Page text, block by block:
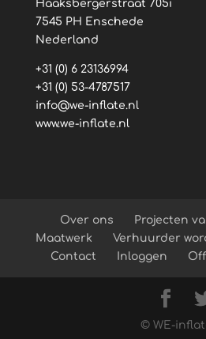
Haaksbergerstraat 705i
7545 PH Enschede
Nederland
+31 (0) 6 23136994
+31 (0) 53-4787517
info@we-inflate.nl
www.we-inflate.nl
Over ons
Projecten
Maatwerk
Verhuurder
Contact
Inloggen
© WE-